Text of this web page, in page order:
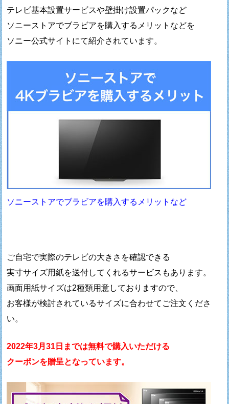
テレビ基本設置サービスや壁掛け設置パックなど
ソニーストアでブラビアを購入するメリットなどを
ソニー公式サイトにて紹介されています。
ソニーストアでブラビアを購入するメリットなど
ご自宅で実際のテレビの大きさを確認できる
実寸サイズ用紙を送付してくれるサービスもあります。
画面用紙サイズは2種類用意しておりますので、
お客様が検討されているサイズに合わせてご注文くださ
い。
2022年3月31日までは無料で購入いただける
クーポンを贈呈となっています。